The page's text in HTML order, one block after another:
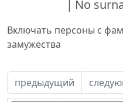
No
Включать персоны с
замужества
предыдущий